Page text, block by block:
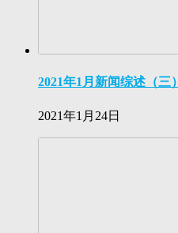
2021年1月新闻综述（三）
2021年1月24日